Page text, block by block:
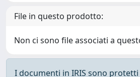
File in questo prodotto:
Non ci sono file associati a
I documenti in IRIS sono